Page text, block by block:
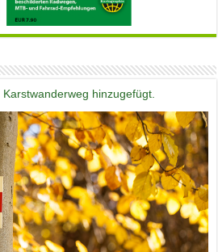
Karstwanderweg hinzugefügt.